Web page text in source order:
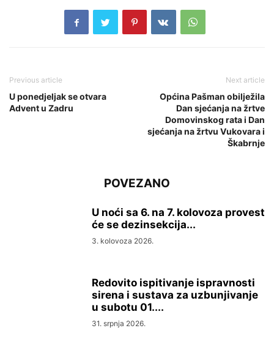
Previous article
U ponedjeljak se otvara
Advent u Zadru
Next article
Općina Pašman obilježila
Dan sjećanja na žrtve
Domovinskog rata i Dan
sjećanja na žrtvu Vukovara i
Škabrnje
POVEZANO
U noći sa 6. na 7. kolovoza provest
će se dezinsekcija...
3. kolovoza 2026.
Redovito ispitivanje ispravnosti
sirena i sustava za uzbunjivanje
u subotu 01....
31. srpnja 2026.